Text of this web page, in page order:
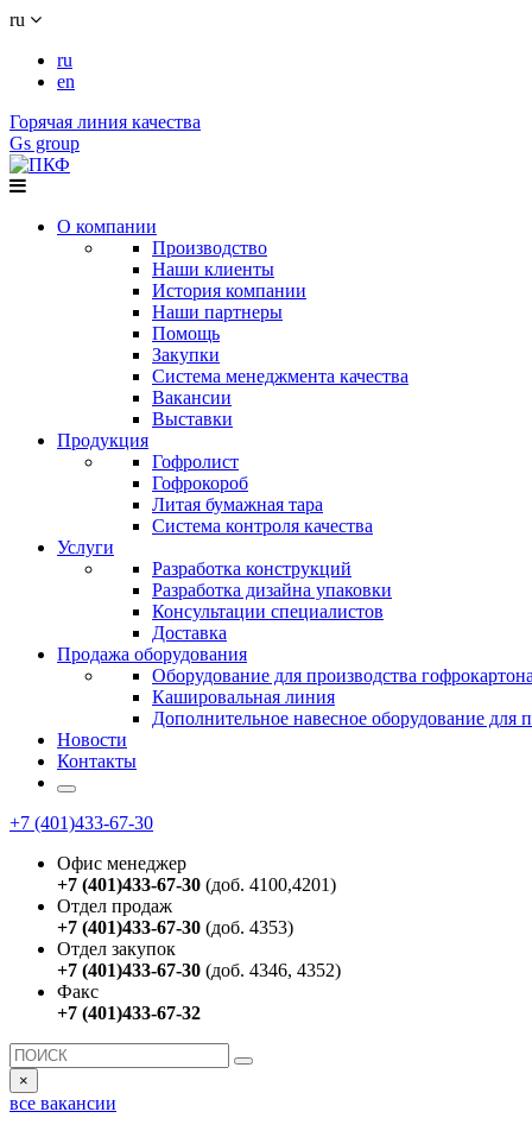
ru
ru
en
Горячая линия качества
Gs group
О компании
Производство
Наши клиенты
История компании
Наши партнеры
Помощь
Закупки
Система менеджмента качества
Вакансии
Выставки
Продукция
Гофролист
Гофрокороб
Литая бумажная тара
Система контроля качества
Услуги
Разработка конструкций
Разработка дизайна упаковки
Консультации специалистов
Доставка
Продажа оборудования
Оборудование для производства гофрокартона
Кашировальная линия
Дополнительное навесное оборудование для
Новости
Контакты
+7 (401)433-67-30
Офис менеджер
+7 (401)433-67-30 (доб. 4100,4201)
Отдел продаж
+7 (401)433-67-30 (доб. 4353)
Отдел закупок
+7 (401)433-67-30 (доб. 4346, 4352)
Факс
+7 (401)433-67-32
×
все вакансии